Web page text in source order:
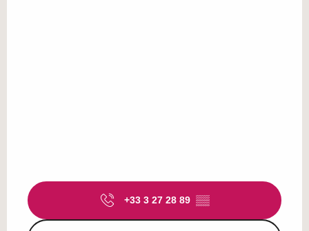
+33 3 27 28 89 ▒▒